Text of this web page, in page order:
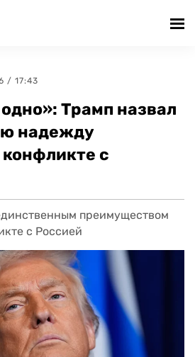
/ 17:43
Трамп назвал
надежду
конфликте с
преимуществом
с Россией